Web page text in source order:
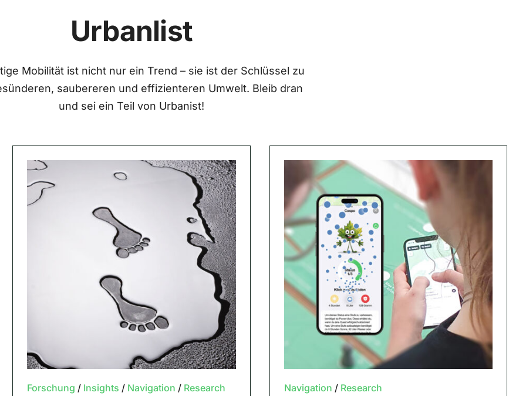
Urbanlist
Mobilität ist nicht nur ein Trend – sie ist der Schlüssel zu
saubereren und effizienteren Umwelt. Bleib dran
und sei ein Teil von Urbanist!
Forschung / Insights / Navigation / Research Navigation / Research